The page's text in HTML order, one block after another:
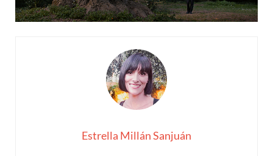
Estrella Millán Sanjuán